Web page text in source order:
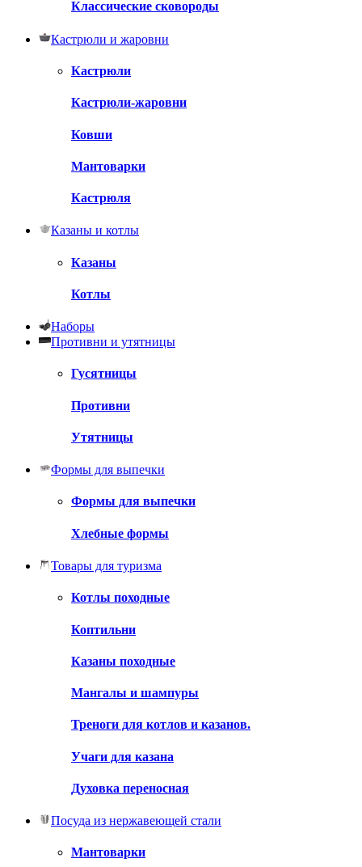
Классические сковороды
Кастрюли и жаровни
Кастрюли
Кастрюли-жаровни
Ковши
Мантоварки
Кастрюля
Казаны и котлы
Казаны
Котлы
Наборы
Противни и утятницы
Гусятницы
Противни
Утятницы
Формы для выпечки
Формы для выпечки
Хлебные формы
Товары для туризма
Котлы походные
Коптильни
Казаны походные
Мангалы и шампуры
Треноги для котлов и казанов.
Учаги для казана
Духовка переносная
Посуда из нержавеющей стали
Мантоварки